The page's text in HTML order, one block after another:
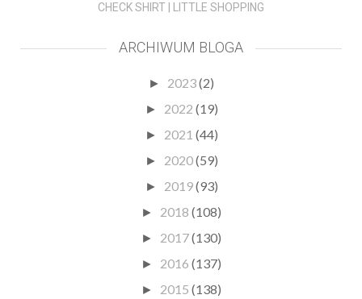
CHECK SHIRT | LITTLE SHOPPING
ARCHIWUM BLOGA
► 2023(2)
► 2022 (19)
► 2021 (44)
► 2020(59)
► 2019(93)
► 2018 (108)
► 2017(130)
► 2016 (137)
► 2015 (138)